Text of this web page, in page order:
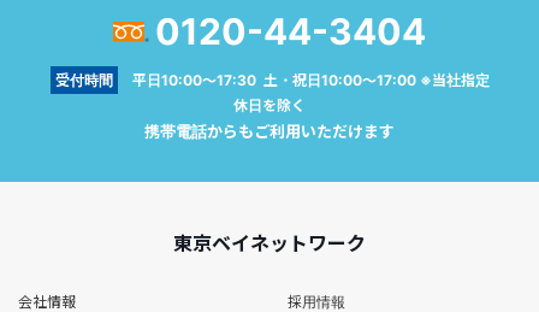
0120-44-3404
受付時間
平日10:00～17:30 土・祝日10:00～17:00 ※当社指定
休日を除く
携帯電話からもご利用いただけます
東京ベイネットワーク
会社情報
採用情報